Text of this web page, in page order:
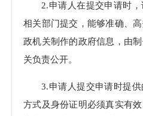
2.申请人在提交申请时
相关部门提交，能够准确、
政机关制作的政府信息，由
关负责公开。
3.申请人提交申请时提
方式及身份证明必须真实有